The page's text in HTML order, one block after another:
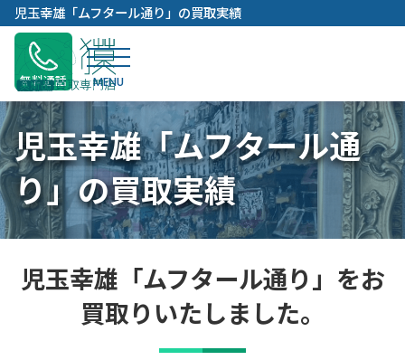
内
容
キ
ッ
プ
児玉幸雄「ムフタール通り」の買取実績
無料通話
児玉幸雄「ムフタール通
り」の買取実績
児玉幸雄「ムフタール通り」をお
買取りいたしました。